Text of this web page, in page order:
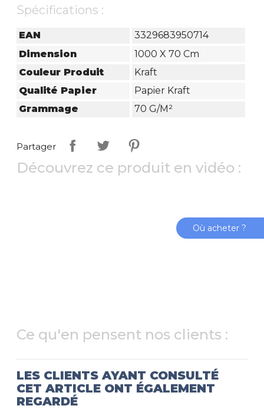
Spécifications :
EAN
3329683950714
Dimension
1000 X 70 Cm
Couleur Produit
Kraft
Qualité Papier
Papier Kraft
Grammage
70 G/m²
Partager
Découvrez ce produit en vidéo :
Ce qu'en pensent nos clients :
LES CLIENTS AYANT CONSULTÉ
CET ARTICLE ONT ÉGALEMENT
REGARDÉ
Où acheter ?